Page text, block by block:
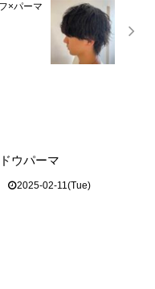
×パーマ
ウパーマ
2025-02-11(Tue)